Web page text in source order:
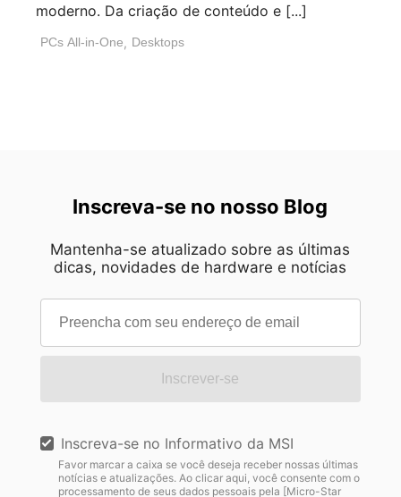
moderno. Da criação de conteúdo e [...]
PCs All-in-One, Desktops
Inscreva-se no nosso Blog
Mantenha-se atualizado sobre as últimas
dicas, novidades de hardware e notícias
Inscrever-se
Inscreva-se no Informativo da MSI
Favor marcar a caixa se você deseja receber nossas últimas
notícias e atualizações. Ao clicar aqui, você consente com o
processamento de seus dados pessoais pela [Micro-Star